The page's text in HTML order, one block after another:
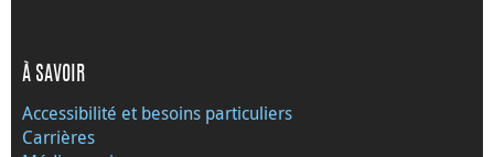
À SAVOIR
Accessibilité et besoins particuliers
Carrières